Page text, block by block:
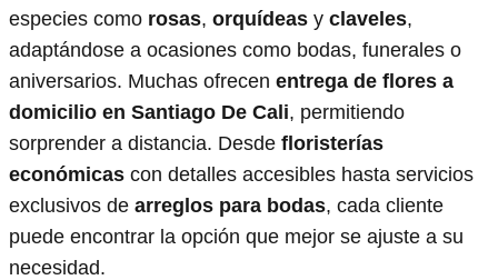
especies como rosas, orquídeas y claveles,
adaptándose a ocasiones como bodas, funerales o
aniversarios. Muchas ofrecen entrega de flores a
domicilio en Santiago De Cali, permitiendo
sorprender a distancia. Desde floristerías
económicas con detalles accesibles hasta servicios
exclusivos de arreglos para bodas, cada cliente
puede encontrar la opción que mejor se ajuste a su
necesidad.